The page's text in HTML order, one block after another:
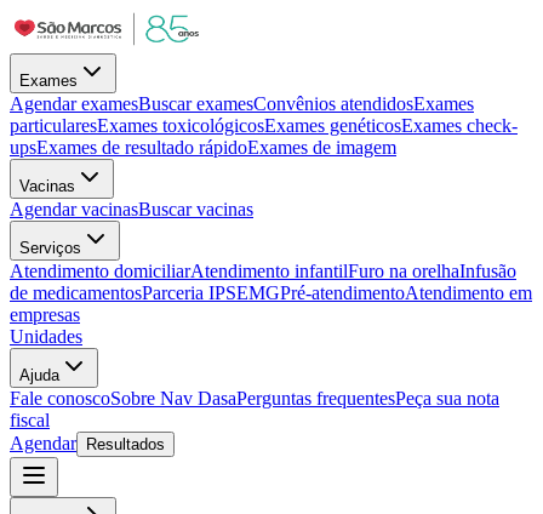
Exames
Agendar examesBuscar examesConvênios atendidosExames
particularesExames toxicológicosExames genéticosExames check-
upsExames de resultado rápidoExames de imagem
Vacinas
Agendar vacinasBuscar vacinas
Serviços
Atendimento domiciliarAtendimento infantilFuro na orelhaInfusão
de medicamentosParceria IPSEMGPré-atendimentoAtendimento em
empresas
Unidades
Ajuda
Fale conoscoSobre Nav DasaPerguntas frequentesPeça sua nota
fiscal
Agendar
Resultados